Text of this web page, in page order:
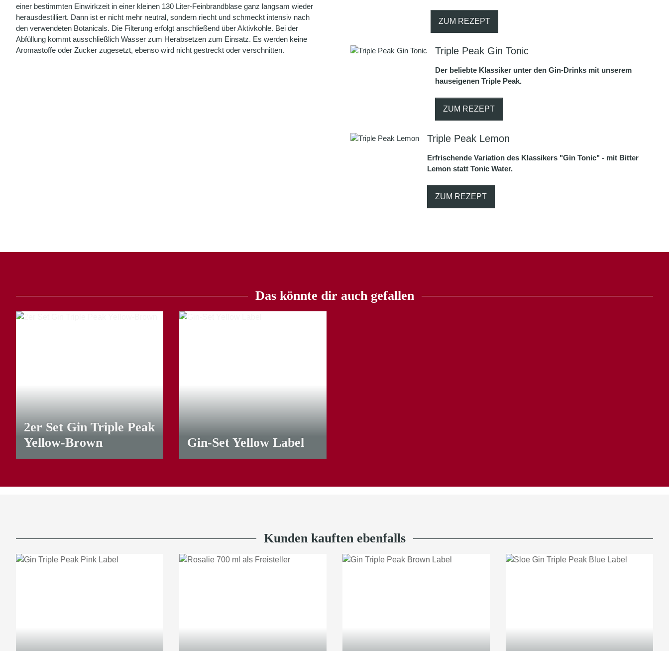
einer bestimmten Einwirkzeit in einer kleinen 130 Liter-Feinbrandblase ganz langsam wieder
herausdestilliert. Dann ist er nicht mehr neutral, sondern riecht und schmeckt intensiv nach
den verwendeten Botanicals. Die Filterung erfolgt anschließend über Aktivkohle. Bei der
Abfüllung kommt ausschließlich Wasser zum Herabsetzen zum Einsatz. Es werden keine
Aromastoffe oder Zucker zugesetzt, ebenso wird nicht gestreckt oder verschnitten.
ZUM REZEPT
Triple Peak Gin Tonic
Der beliebte Klassiker unter den Gin-Drinks mit unserem
hauseigenen Triple Peak.
ZUM REZEPT
Triple Peak Lemon
Erfrischende Variation des Klassikers "Gin Tonic" - mit Bitter
Lemon statt Tonic Water.
ZUM REZEPT
Das könnte dir auch gefallen
2er Set Gin Triple Peak
Yellow-Brown
Gin-Set Yellow Label
Kunden kauften ebenfalls